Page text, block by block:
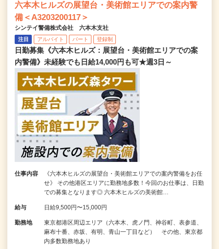
六本木ヒルズの展望台・美術館エリアでの案内警
備＜A3203200117＞
シンテイ警備株式会社 六本木支社
注目 アルバイト パート 登録制
日勤募集《六本木ヒルズ：展望台・美術館エリアでの案
内警備》未経験でも日給14,000円も可★週3日～
仕事内容
《六本木ヒルズの展望台・美術館エリアでの案内警備をお任
せ》 その他港区エリアに勤務地多数！今回のお仕事は、日勤
での募集となります◎ 六本木ヒルズの美術館…
給与 日給9,500円〜15,000円
勤務地
東京都港区周辺エリア（六本木、虎ノ門、神谷町、表参道、
麻布十番、赤坂、有明、青山一丁目など） その他、東京都
内多数勤務地あり